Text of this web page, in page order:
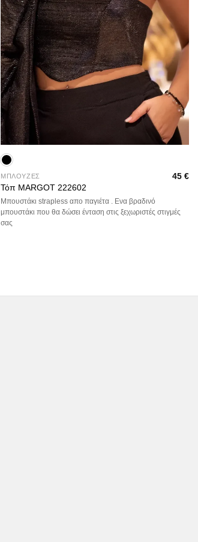
+
ΜΠΛΟΥΖΕΣ
Τόπ MARGOT 222602
45€
Μπουστάκι strapless απο παγιέτα . Ενα βραδινό
μπουστάκι που θα δώσει ένταση στις ξεχωριστές στιγμές
σας